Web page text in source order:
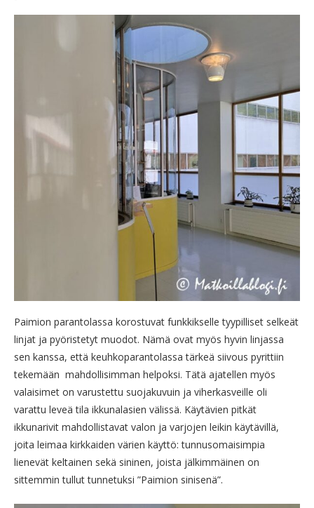
Paimion parantolassa korostuvat funkkikselle tyypilliset selkeät
linjat ja pyöristetyt muodot. Nämä ovat myös hyvin linjassa
sen kanssa, että keuhkoparantolassa tärkeä siivous pyrittiin
tekemään mahdollisimman helpoksi. Tätä ajatellen myös
valaisimet on varustettu suojakuvuin ja viherkasveille oli
varattu leveä tila ikkunalasien välissä. Käytävien pitkät
ikkunarivit mahdollistavat valon ja varjojen leikin käytävillä,
joita leimaa kirkkaiden värien käyttö: tunnusomaisimpia
lienevät keltainen sekä sininen, joista jälkimmäinen on
sittemmin tullut tunnetuksi ”Paimion sinisenä”.